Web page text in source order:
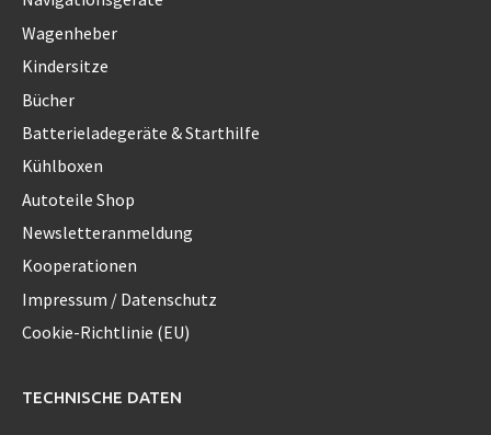
Wagenheber
Kindersitze
Bücher
Batterieladegeräte & Starthilfe
Kühlboxen
Autoteile Shop
Newsletteranmeldung
Kooperationen
Impressum / Datenschutz
Cookie-Richtlinie (EU)
TECHNISCHE DATEN